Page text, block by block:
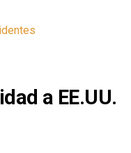
a EE.UU.